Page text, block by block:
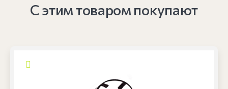
С этим товаром покупают